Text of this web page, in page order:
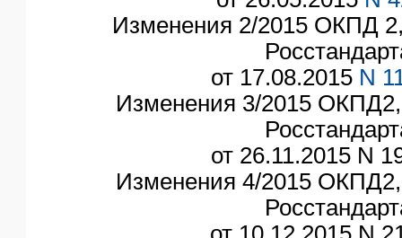
Изменения 2/2015 ОКПД
от 17.08.2015 N
Изменения 3/2015
от 26.11.2015 N
Изменения 4/2015